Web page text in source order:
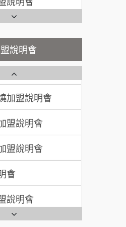
100萬~300萬
姐 新竹市
200萬~400萬
姐 台北市
100萬 ~ 200萬
姐
200萬~300萬
漫步藍咖啡加盟
加盟說明會
明會
徵行政櫃檯
徵代洗收送人員
美容芳療師
加盟說明會
說明會
會
說明會
門店加盟說明會
明會
明會
加盟說明會
盟說明會
盟說明會
會
說明會
明會